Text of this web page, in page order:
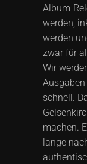
Album-
werden,
werden
zwar für
Wir
schnell.
machen.
lange